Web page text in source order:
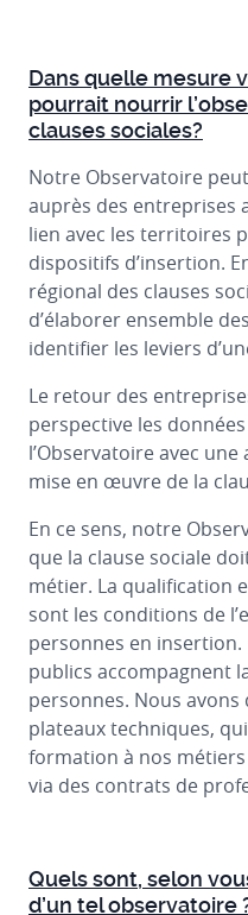
Dans quelle mesure
pourrait nourrir
clauses sociales?
Notre Observatoire
auprès des entreprises
lien avec les territoires
dispositifs d’insertion.
régional des clauses
d’élaborer ensemble
identifier les leviers
Le retour des
perspective les
l’Observatoire avec
mise en œuvre de la
En ce sens, notre
que la clause sociale
métier. La qualification
sont les conditions de
personnes en
publics accompagnent
personnes. Nous
plateaux techniques,
formation à nos
via des contrats de
Quels sont, selon
d’un tel observatoire